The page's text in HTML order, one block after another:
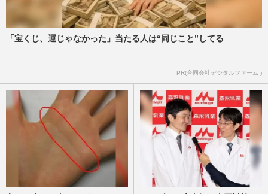
週刊女性2026年7月7日・14日号
「ツメの異変」は身体のSOS信号！ 健康
「宝くじ、運じゃなかった」当たる人は“同じこと”してる
PR(合同会社デジタルファーム )